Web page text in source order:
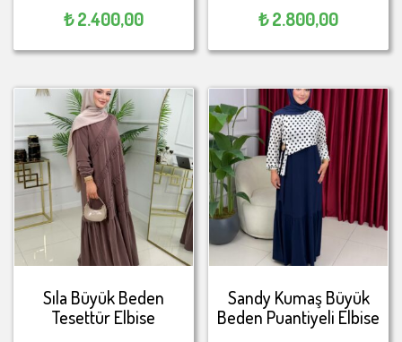
₺2.400,00
₺2.800,00
Sıla Büyük Beden
Tesettür Elbise
Sandy Kumaş Büyük
Beden Puantiyeli Elbise